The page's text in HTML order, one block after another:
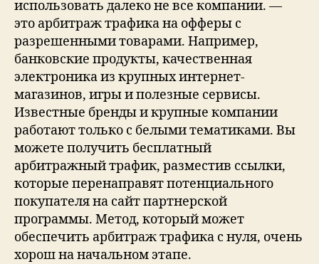
использовать далеко не все компании. —
это арбитраж трафика на офферы с
разрешенными товарами. Например,
банковские продукты, качественная
электроника из крупных интернет-
магазинов, игры и полезные сервисы.
Известные бренды и крупные компании
работают только с белыми тематиками. Вы
можете получить бесплатный
арбитражный трафик, разместив ссылки,
которые перенаправят потенциального
покупателя на сайт партнерской
программы. Метод, который может
обеспечить арбитраж трафика с нуля, очень
хорош на начальном этапе.